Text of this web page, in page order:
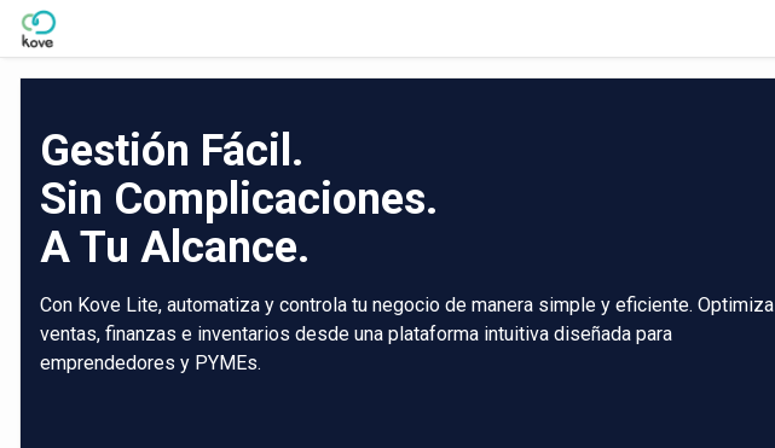
Skip to Main Content
Gestión Fácil.
Sin Complicaciones.
A Tu Alcance.
Con Kove Lite, automatiza y controla tu negocio de manera simple y eficiente. Optimiza
ventas, finanzas e inventarios desde una plataforma intuitiva diseñada para
emprendedores y PYMEs.